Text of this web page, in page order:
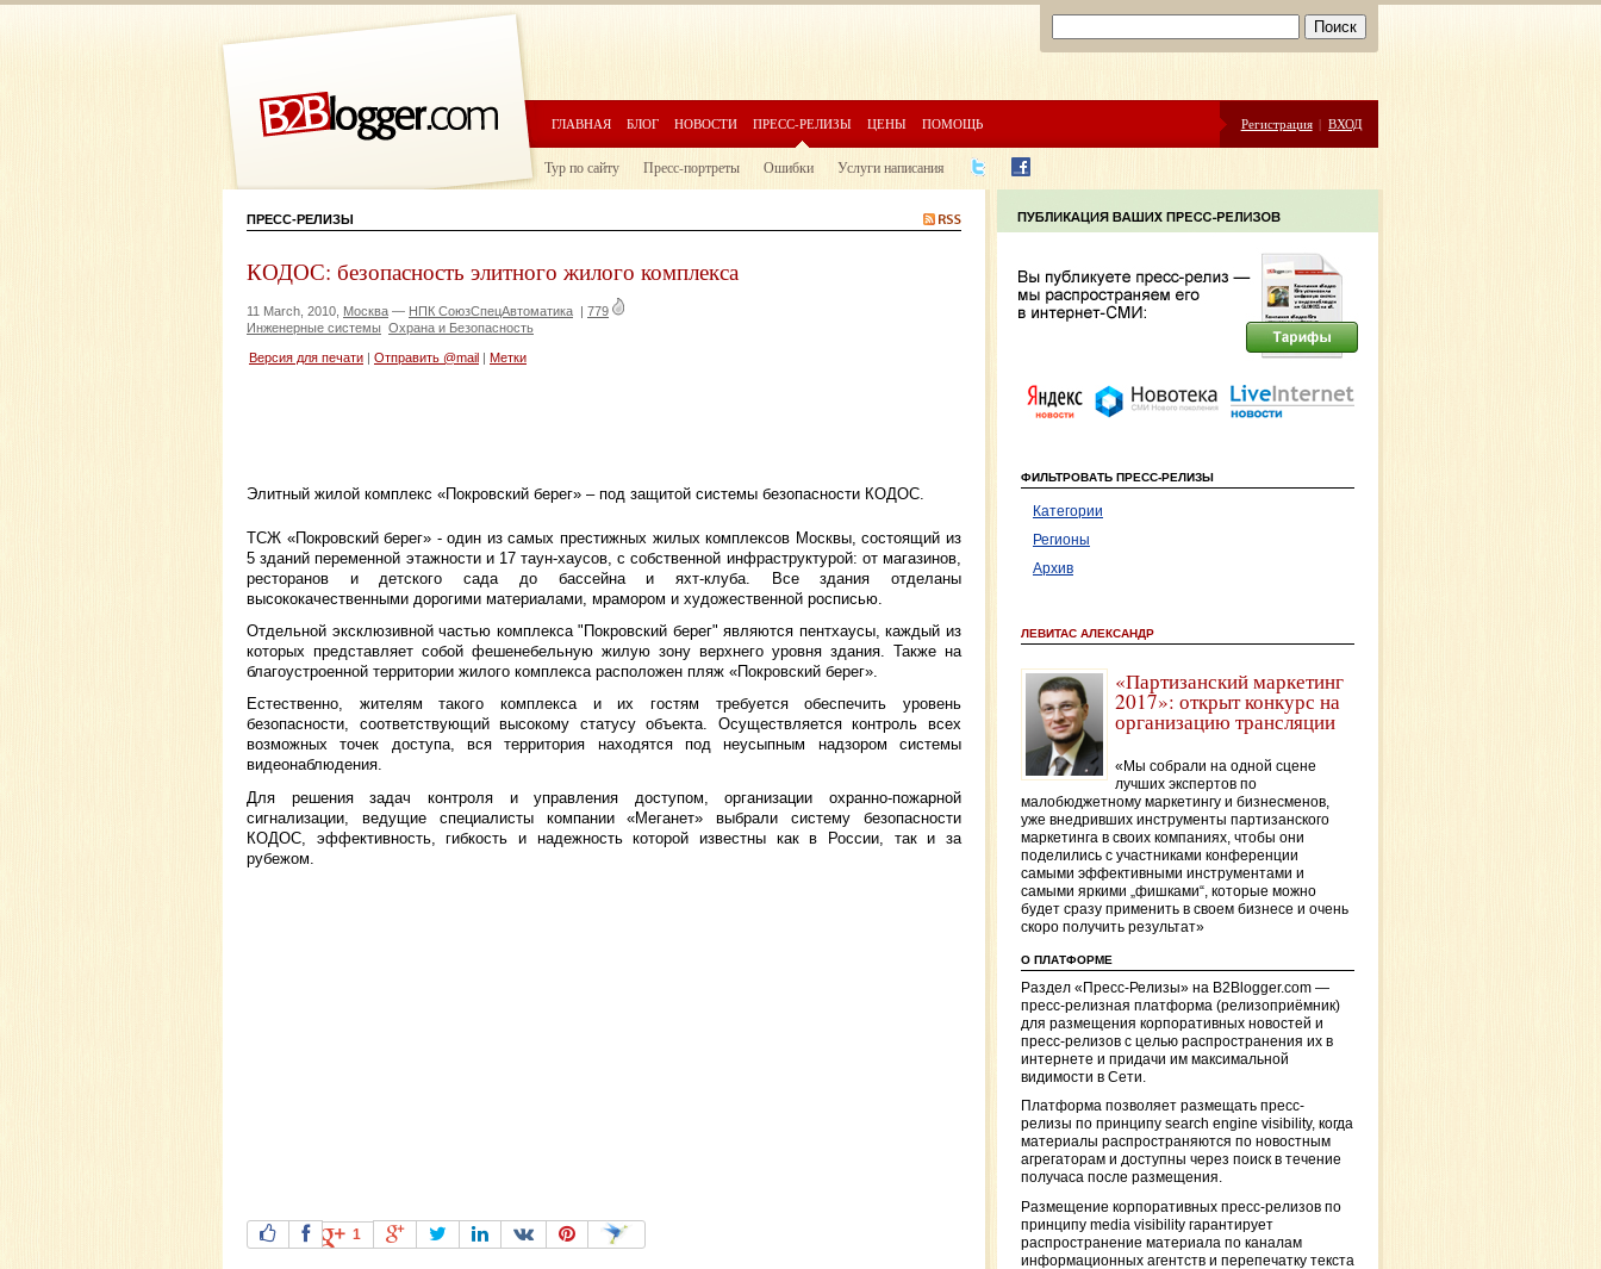
ГЛАВНАЯ БЛОГ НОВОСТИ ПРЕСС-РЕЛИЗЫ ЦЕНЫ ПОМОЩЬ Регистрация | ВХОД
Тур по сайту Пресс-портреты Ошибки Услуги написания
ПРЕСС-РЕЛИЗЫ
КОДОС: безопасность элитного жилого комплекса
11 March, 2010, Москва — НПК СоюзСпецАвтоматика | 779
Инженерные системы Охрана и Безопасность
Версия для печати Отправить @mail Метки
Элитный жилой комплекс «Покровский берег» – под защитой системы безопасности КОДОС.
ТСЖ «Покровский берег» - один из самых престижных жилых комплексов Москвы, состоящий из
5 зданий переменной этажности и 17 таун-хаусов, с собственной инфраструктурой: от магазинов,
ресторанов и детского сада до бассейна и яхт-клуба. Все здания отделаны
высококачественными дорогими материалами, мрамором и художественной росписью.
Отдельной эксклюзивной частью комплекса "Покровский берег" являются пентхаусы, каждый из
которых представляет собой фешенебельную жилую зону верхнего уровня здания. Также на
благоустроенной территории жилого комплекса расположен пляж «Покровский берег».
Естественно, жителям такого комплекса и их гостям требуется обеспечить уровень
безопасности, соответствующий высокому статусу объекта. Осуществляется контроль всех
возможных точек доступа, вся территория находятся под неусыпным надзором системы
видеонаблюдения.
Для решения задач контроля и управления доступом, организации охранно-пожарной
сигнализации, ведущие специалисты компании «Меганет» выбрали систему безопасности
КОДОС, эффективность, гибкость и надежность которой известны как в России, так и за
рубежом.
1
ФИЛЬТРОВАТЬ ПРЕСС-РЕЛИЗЫ
Категории
Регионы
Архив
ЛЕВИТАС АЛЕКСАНДР
«Партизанский маркетинг
2017»: открыт конкурс на
организацию трансляции
«Мы собрали на одной сцене
лучших экспертов по
малобюджетному маркетингу и бизнесменов,
уже внедривших инструменты партизанского
маркетинга в своих компаниях, чтобы они
поделились с участниками конференции
самыми эффективными инструментами и
самыми яркими „фишками“, которые можно
будет сразу применить в своем бизнесе и очень
скоро получить результат»
О ПЛАТФОРМЕ
Раздел «Пресс-Релизы» на B2Blogger.com —
пресс-релизная платформа (релизоприёмник)
для размещения корпоративных новостей и
пресс-релизов с целью распространения их в
интернете и придачи им максимальной
видимости в Сети.
Платформа позволяет размещать пресс-
релизы по принципу search engine visibility, когда
материалы распространяются по новостным
агрегаторам и доступны через поиск в течение
получаса после размещения.
Размещение корпоративных пресс-релизов по
принципу media visibility гарантирует
распространение материала по каналам
информационных агентств и перепечатку текста